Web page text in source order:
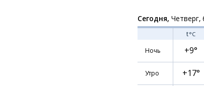
Сегодня, Четверг,
t°C
Ночь
+9°
Утро +17°